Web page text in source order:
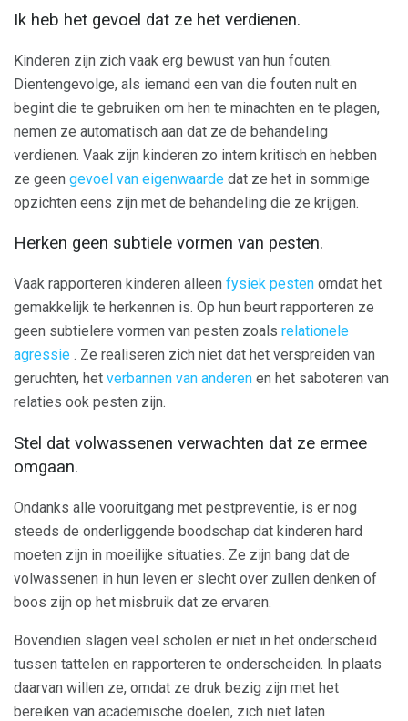
Ik heb het gevoel dat ze het verdienen.
Kinderen zijn zich vaak erg bewust van hun fouten.
Dientengevolge, als iemand een van die fouten nult en
begint die te gebruiken om hen te minachten en te plagen,
nemen ze automatisch aan dat ze de behandeling
verdienen. Vaak zijn kinderen zo intern kritisch en hebben
ze geen gevoel van eigenwaarde dat ze het in sommige
opzichten eens zijn met de behandeling die ze krijgen.
Herken geen subtiele vormen van pesten.
Vaak rapporteren kinderen alleen fysiek pesten omdat het
gemakkelijk te herkennen is. Op hun beurt rapporteren ze
geen subtielere vormen van pesten zoals relationele
agressie . Ze realiseren zich niet dat het verspreiden van
geruchten, het verbannen van anderen en het saboteren van
relaties ook pesten zijn.
Stel dat volwassenen verwachten dat ze ermee
omgaan.
Ondanks alle vooruitgang met pestpreventie, is er nog
steeds de onderliggende boodschap dat kinderen hard
moeten zijn in moeilijke situaties. Ze zijn bang dat de
volwassenen in hun leven er slecht over zullen denken of
boos zijn op het misbruik dat ze ervaren.
Bovendien slagen veel scholen er niet in het onderscheid
tussen tattelen en rapporteren te onderscheiden. In plaats
daarvan willen ze, omdat ze druk bezig zijn met het
bereiken van academische doelen, zich niet laten